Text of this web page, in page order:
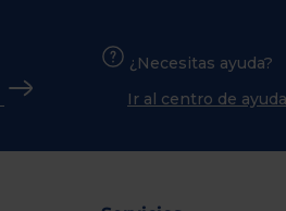
¿Necesitas ayuda?
Ir al centro de ayuda